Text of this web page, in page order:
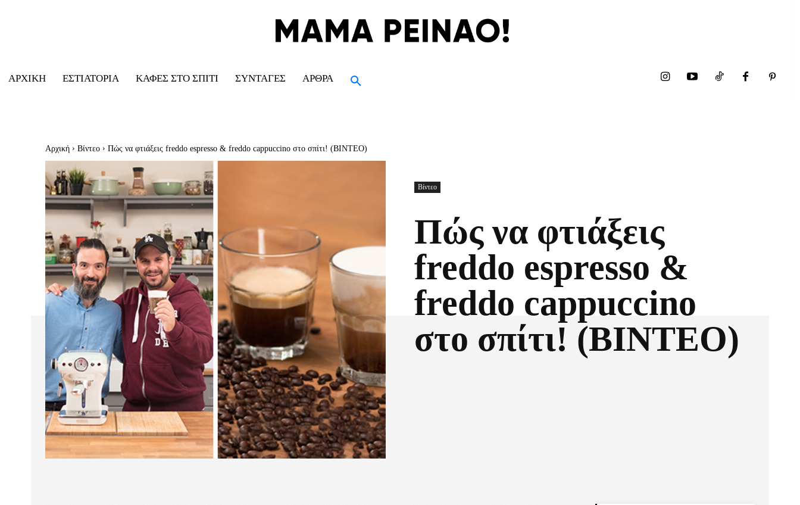
ΑΡΧΙΚΉ ΕΣΤΙΑΤΌΡΙΑ ΚΑΦΈΣ ΣΤΟ ΣΠΊΤΙ ΣΥΝΤΑΓΈΣ ΆΡΘΡΑ
Αρχική Βίντεο Πώς να φτιάξεις freddo espresso & freddo cappuccino στο σπίτι! (ΒΙΝΤΕΟ)
Βίντεο
Πώς να φτιάξεις
freddo espresso &
freddo cappuccino
στο σπίτι! (ΒΙΝΤΕΟ)